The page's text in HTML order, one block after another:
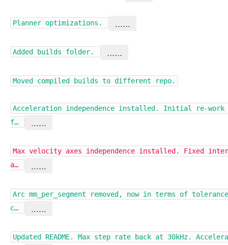
Planner optimizations. ……
Added builds folder. ……
Moved compiled builds to different repo.
Acceleration independence installed. Initial re-
f…
……
Max velocity axes independence installed. Fixed
a…
……
Arc mm_per_segment removed, now in terms of
c…
……
Updated README. Max step rate back at 30kHz.